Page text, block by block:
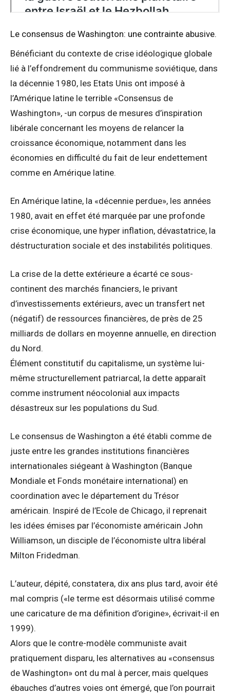
Le consensus de Washington: une contrainte abusive.
Bénéficiant du contexte de crise idéologique globale
lié à l’effondrement du communisme soviétique, dans
la décennie 1980, les Etats Unis ont imposé à
l’Amérique latine le terrible «Consensus de
Washington», -un corpus de mesures d’inspiration
libérale concernant les moyens de relancer la
croissance économique, notamment dans les
économies en difficulté du fait de leur endettement
comme en Amérique latine.
En Amérique latine, la «décennie perdue», les années
1980, avait en effet été marquée par une profonde
crise économique, une hyper inflation, dévastatrice, la
déstructuration sociale et des instabilités politiques.
La crise de la dette extérieure a écarté ce sous-
continent des marchés financiers, le privant
d’investissements extérieurs, avec un transfert net
(négatif) de ressources financières, de près de 25
milliards de dollars en moyenne annuelle, en direction
du Nord.
Élément constitutif du capitalisme, un système lui-
même structurellement patriarcal, la dette apparaît
comme instrument néocolonial aux impacts
désastreux sur les populations du Sud.
Le consensus de Washington a été établi comme de
juste entre les grandes institutions financières
internationales siégeant à Washington (Banque
Mondiale et Fonds monétaire international) en
coordination avec le département du Trésor
américain. Inspiré de l’Ecole de Chicago, il reprenait
les idées émises par l’économiste américain John
Williamson, un disciple de l’économiste ultra libéral
Milton Fridedman.
L’auteur, dépité, constatera, dix ans plus tard, avoir été
mal compris («le terme est désormais utilisé comme
une caricature de ma définition d’origine», écrivait-il en
1999).
Alors que le contre-modèle communiste avait
pratiquement disparu, les alternatives au «consensus
de Washington» ont du mal à percer, mais quelques
ébauches d’autres voies ont émergé, que l’on pourrait